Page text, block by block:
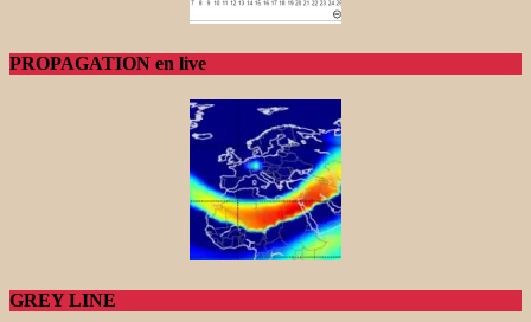
PROPAGATION en live
GREY LINE